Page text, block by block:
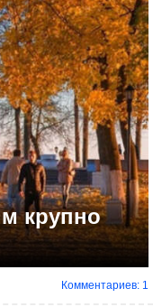
крупно
Комментариев: 1